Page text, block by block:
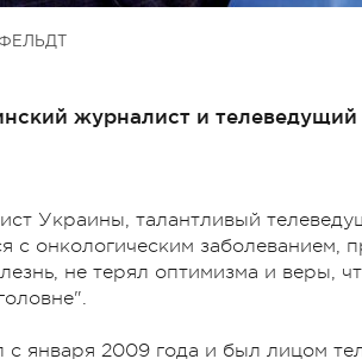
журналист и
Украины, талантливый
с онкологическим заболеванием,
не терял оптимизма и веры,
января 2009 года и был лицом